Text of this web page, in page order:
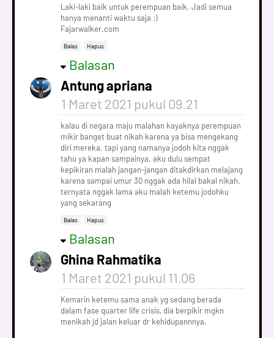
Laki-laki baik untuk perempuan baik. Jadi semua
hanya menanti waktu saja :)
Fajarwalker.com
Balas Hapus
Balasan
Antung apriana
1 Maret 2021 pukul 09.21
kalau di negara maju malahan kayaknya perempuan
mikir banget buat nikah karena ya bisa mengekang
diri mereka. tapi yang namanya jodoh kita nggak
tahu ya kapan sampainya. aku dulu sempat
kepikiran malah jangan-jangan ditakdirkan melajang
karena sampai umur 30 nggak ada hilal bakal nikah.
ternyata nggak lama aku malah ketemu jodohku
yang sekarang
Balas Hapus
Balasan
Ghina Rahmatika
1 Maret 2021 pukul 11.06
Kemarin ketemu sama anak yg sedang berada
dalam fase quarter life crisis, dia berpikir mgkn
menikah jd jalan keluar dr kehidupannnya.